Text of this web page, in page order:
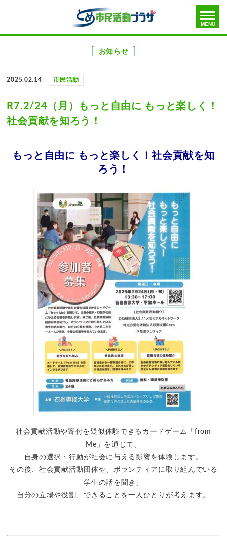
ニ
ば
toggle
menu
MENU
お知らせ
2025.02.14 市民活動
R7.2/24（月）もっと自由に もっと楽しく！
社会貢献を知ろう！
もっと自由に もっと楽しく！社会貢献を知
ろう！
社会貢献活動や寄付を疑似体験できるカードゲーム「from
Me」を通じて、
自身の選択・行動が社会に与える影響を体験します。
その後、社会貢献活動団体や、ボランティアに取り組んでいる
学生の話を聞き、
自分の立場や役割、できることを一人ひとりが考えます。